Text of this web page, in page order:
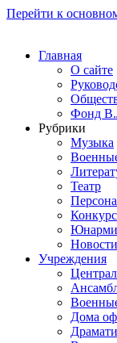
Перейти к
Главная
О сайте
Фонд
Рубрики
Музыка
Театр
Новости
Учреждения
Дома